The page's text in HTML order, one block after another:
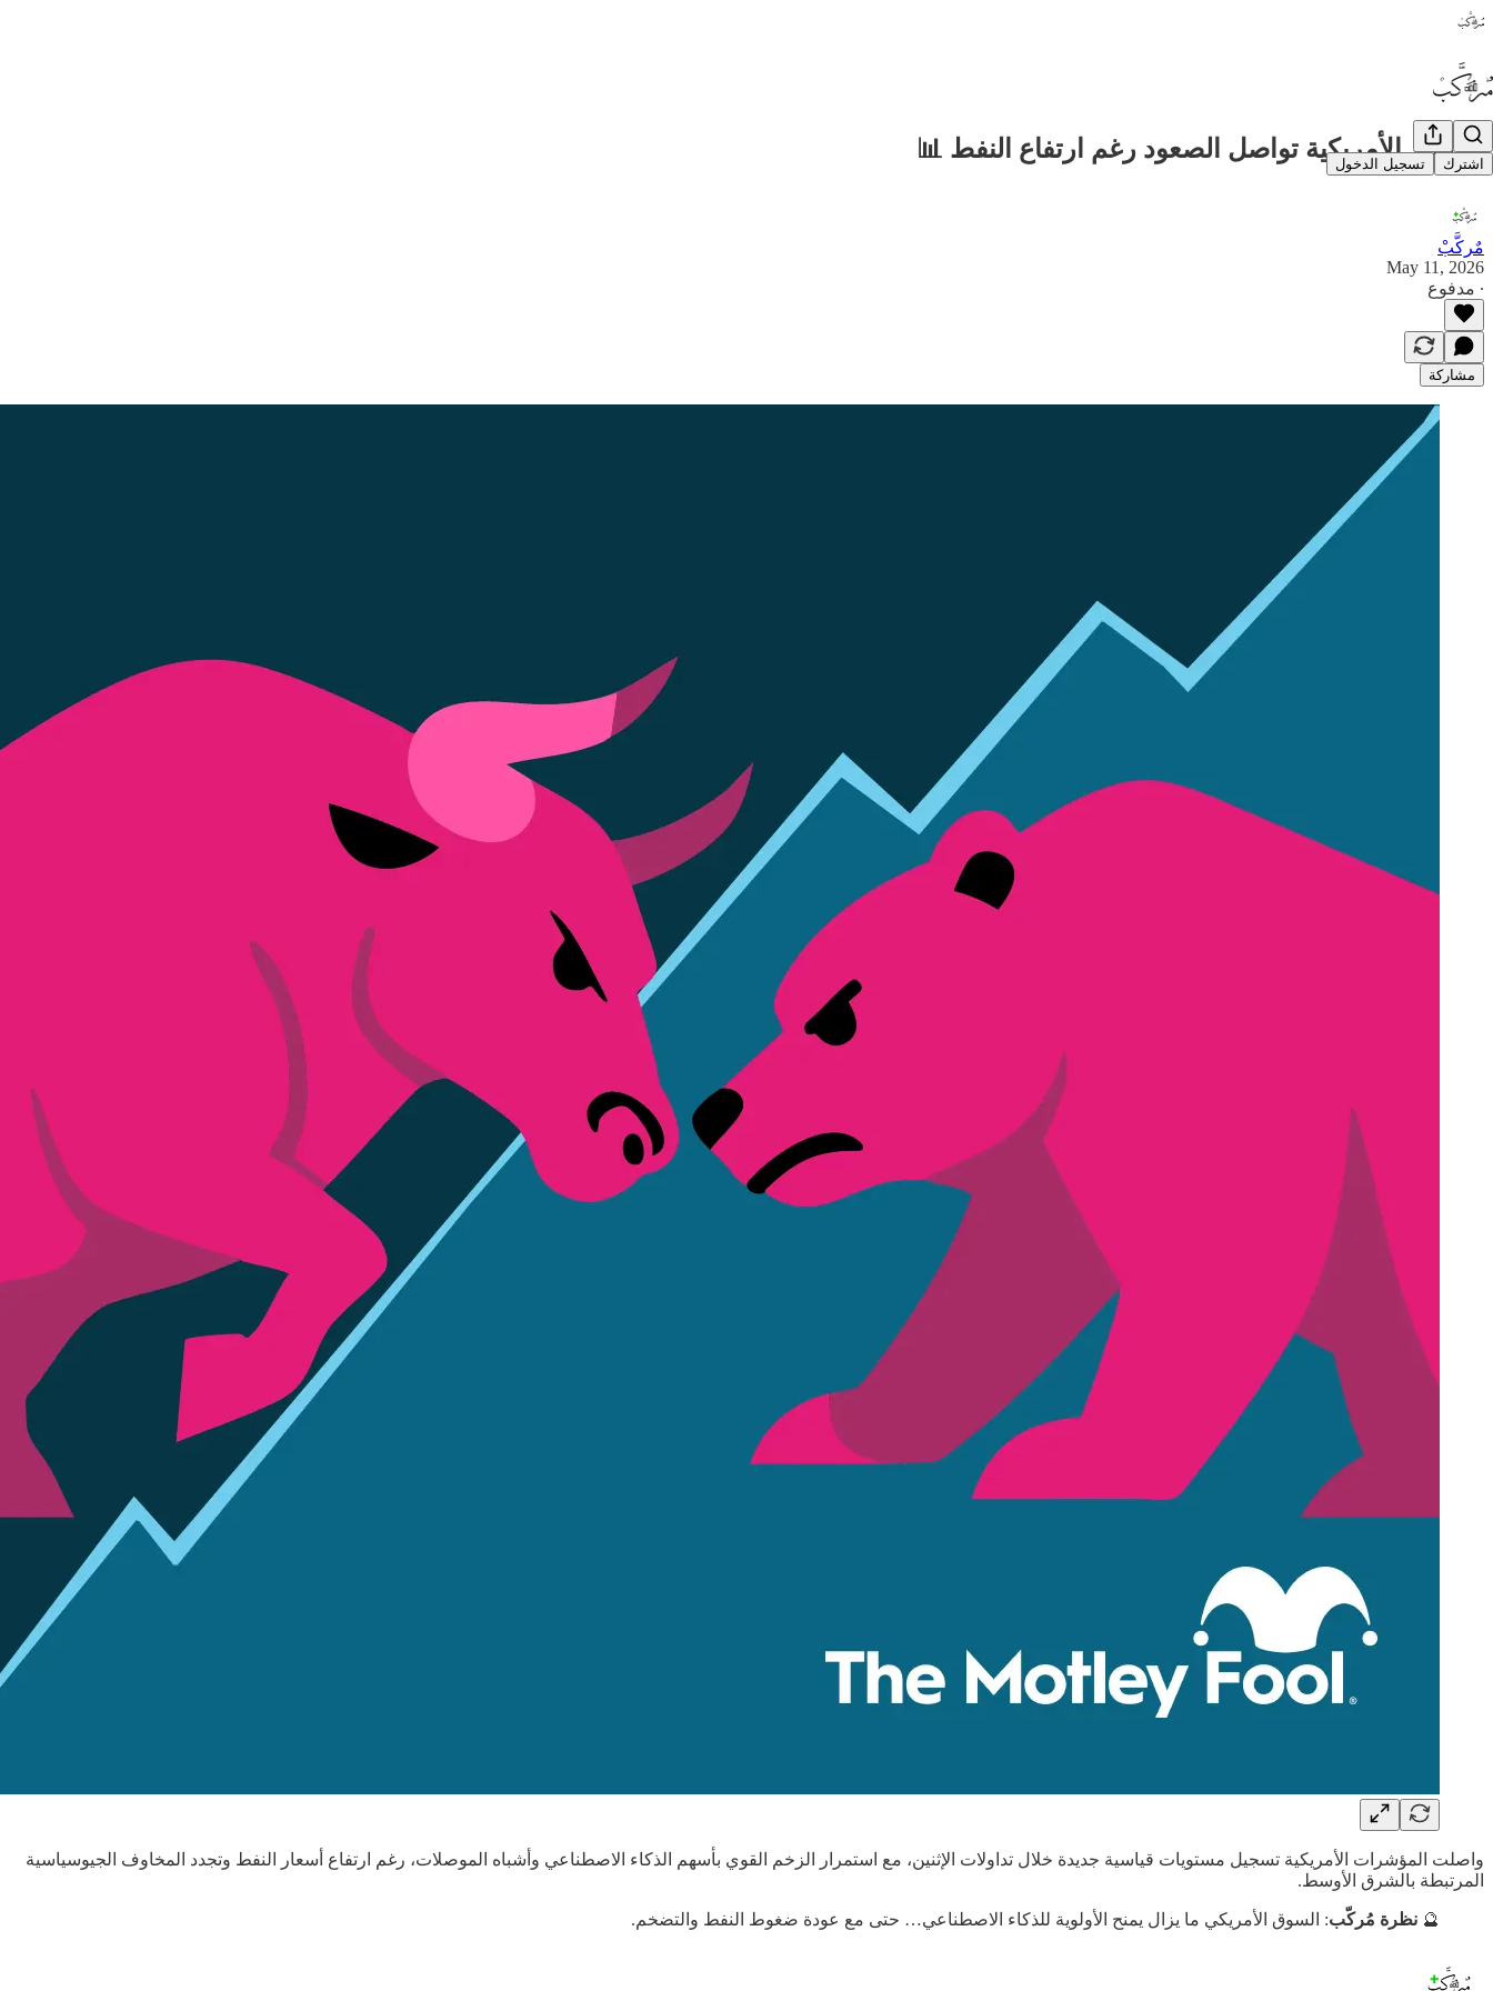
اشترك تسجيل الدخول
الأسهم الأمريكية تواصل الصعود رغم ارتفاع النفط 📊
مٌركَّبْ
May 11, 2026
∙ مدفوع
مشاركة
واصلت المؤشرات الأمريكية تسجيل مستويات قياسية جديدة خلال تداولات الإثنين، مع استمرار الزخم القوي بأسهم الذكاء الاصطناعي وأشباه الموصلات، رغم ارتفاع أسعار النفط وتجدد المخاوف الجيوسياسية
المرتبطة بالشرق الأوسط.
🔮 نظرة مُركّب: السوق الأمريكي ما يزال يمنح الأولوية للذكاء الاصطناعي… حتى مع عودة ضغوط النفط والتضخم.